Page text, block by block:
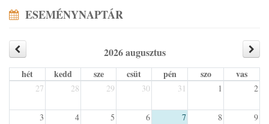
ESEMÉNYNAPTÁR
2026 augusztus
hét kedd sze csüt pén szo vas
27 28 29 30 31 1 2
3 4 5 6 7 8 9